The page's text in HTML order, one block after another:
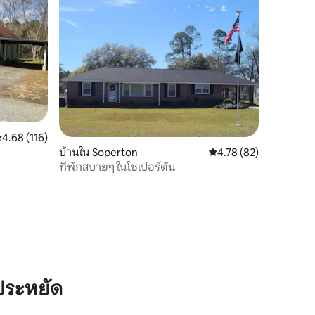
แนนเฉลี่ย 4.68 จาก 5, 116 รีวิว
4.68 (116)
บ้านใน Soperton
คะแนนเฉลี่ย 4.78 จาก
4.78 (82)
ที่พักสบายๆ ในโซเปอร์ตัน
ระหยัด